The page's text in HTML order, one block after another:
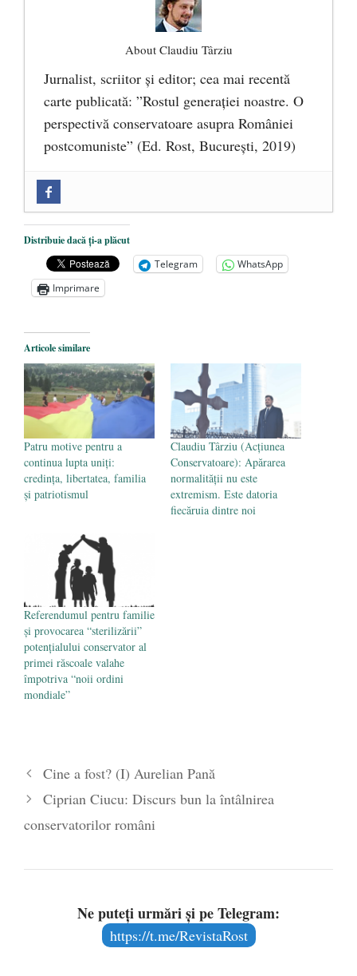
About Claudiu Târziu
Jurnalist, scriitor şi editor; cea mai recentă
carte publicată: ”Rostul generației noastre. O
perspectivă conservatoare asupra României
postcomuniste” (Ed. Rost, București, 2019)
Târziu cere anchetă a Parchetului
European și reforme pentru a bloca
achizițiile la suprapreț - 13 august 2025
Dragi prieteni din Constanța
România nu știe să își folosească și să își
protejeze resursele
Distribuie dacă ți-a plăcut
Telegram
WhatsApp
Imprimare
Articole similare
Patru motive pentru a
continua lupta uniți:
credința, libertatea, familia
și patriotismul
Claudiu Târziu (Acțiunea
Conservatoare): Apărarea
normalității nu este
extremism. Este datoria
fiecăruia dintre noi
Referendumul pentru familie
și provocarea “sterilizării”
potențialului conservator al
primei răscoale valahe
împotriva “noii ordini
mondiale”
Cine a fost? (I) Aurelian Pană
Ciprian Ciucu: Discurs bun la întâlnirea
conservatorilor români
Ne puteți urmări și pe Telegram:
https://t.me/RevistaRost